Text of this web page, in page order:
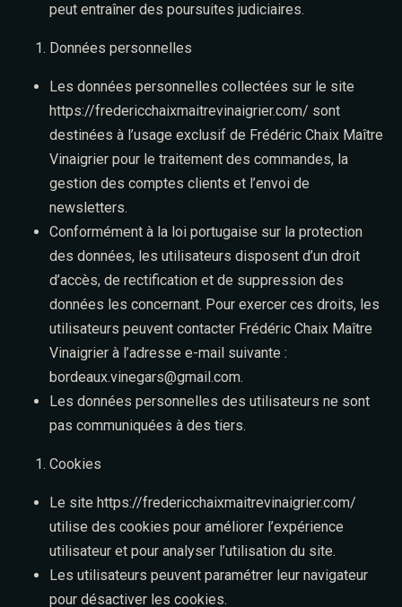
peut entraîner des poursuites judiciaires.
Données personnelles
Les données personnelles collectées sur le site
https://fredericchaixmaitrevinaigrier.com/ sont
destinées à l’usage exclusif de Frédéric Chaix Maître
Vinaigrier pour le traitement des commandes, la
gestion des comptes clients et l’envoi de
newsletters.
Conformément à la loi portugaise sur la protection
des données, les utilisateurs disposent d’un droit
d’accès, de rectification et de suppression des
données les concernant. Pour exercer ces droits, les
utilisateurs peuvent contacter Frédéric Chaix Maître
Vinaigrier à l’adresse e-mail suivante :
bordeaux.vinegars@gmail.com.
Les données personnelles des utilisateurs ne sont
pas communiquées à des tiers.
Cookies
Le site https://fredericchaixmaitrevinaigrier.com/
utilise des cookies pour améliorer l’expérience
utilisateur et pour analyser l’utilisation du site.
Les utilisateurs peuvent paramétrer leur navigateur
pour désactiver les cookies.
Table Reservation